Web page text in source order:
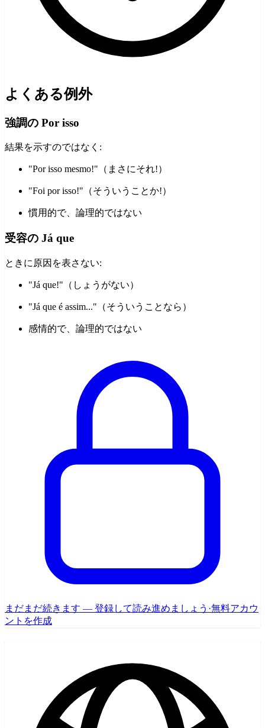
よくある例外
強調の Por isso
結果を示すのではなく:
"Por isso mesmo!"（まさにそれ!）
"Foi por isso!"（そういうことか!）
慣用的で、論理的ではない
受容の Já que
ときに原因を表さない:
"Já que!"（しょうがない）
"Já que é assim..."（そういうことなら）
感情的で、論理的ではない
まだまだ続きます — 登録して読み進めましょう ·無料アカウ
ントを作成